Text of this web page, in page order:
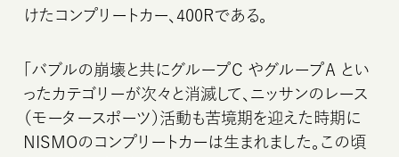
けたコンプリートカー、400Rである。
「バブルの崩壊と共にグループC やグループA とい
ったカテゴリーが次々と消滅して、ニッサンのレース
（モータースポーツ）活動も苦境期を迎えた時期に
NISMOのコンプリートカーは生まれました。この頃